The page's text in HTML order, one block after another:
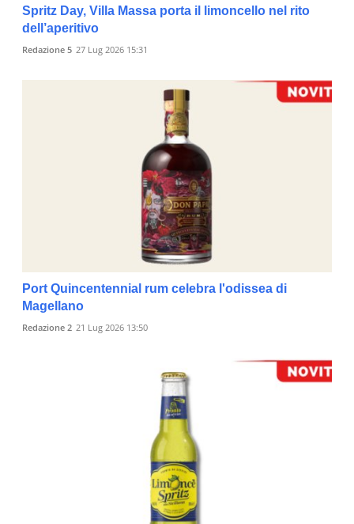
Spritz Day, Villa Massa porta il limoncello nel rito
dell’aperitivo
Redazione 5 27 Lug 2026 15:31
Port Quincentennial rum celebra l'odissea di
Magellano
Redazione 2 21 Lug 2026 13:50